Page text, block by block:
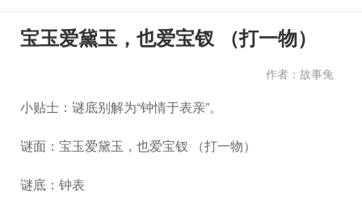
宝玉爱黛玉，也爱宝钗 （打一物）
作者：故事兔
小贴士：谜底别解为“钟情于表亲”。
谜面：宝玉爱黛玉，也爱宝钗 （打一物）
谜底：钟表